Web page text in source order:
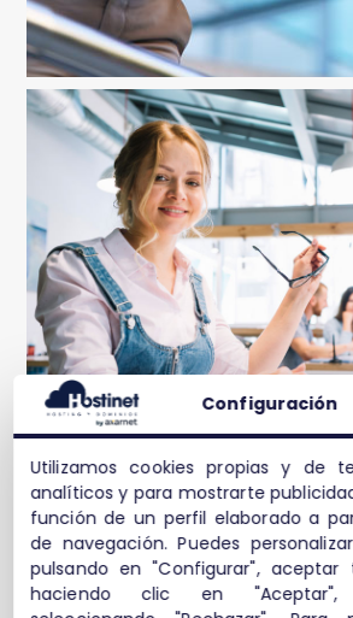
Configuración
Utilizamos cookies propias y de
analíticos y para mostrarte
función de un perfil elaborado a
de navegación. Puedes
pulsando en "Configurar", aceptar
haciendo clic en "Aceptar",